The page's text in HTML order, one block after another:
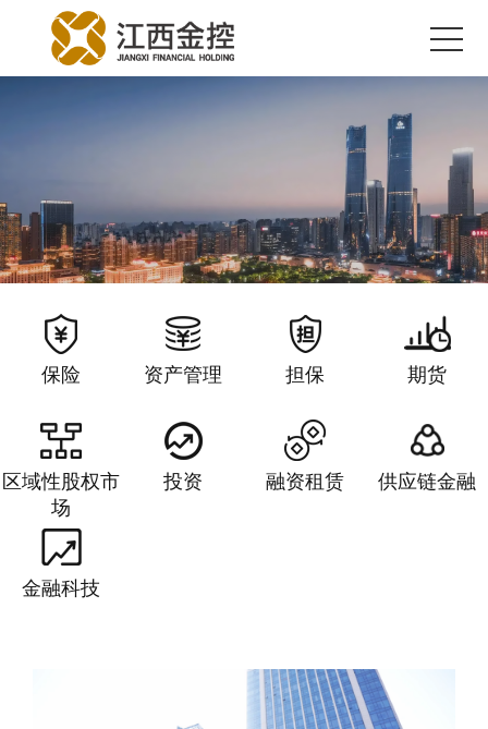
首页
关于金控
新闻中心
党的建设
纪检监察
通知公告
保险
恒邦财产保险股份有限公司
资产管理
江西省金融资产管理股份
担保
江西省信
期货
区域性股权市
场
江西联合股权交易中心股份有限公司
投资
江西省金控投资集团有限
融资租赁
江西省金
供应链金融
金融科技